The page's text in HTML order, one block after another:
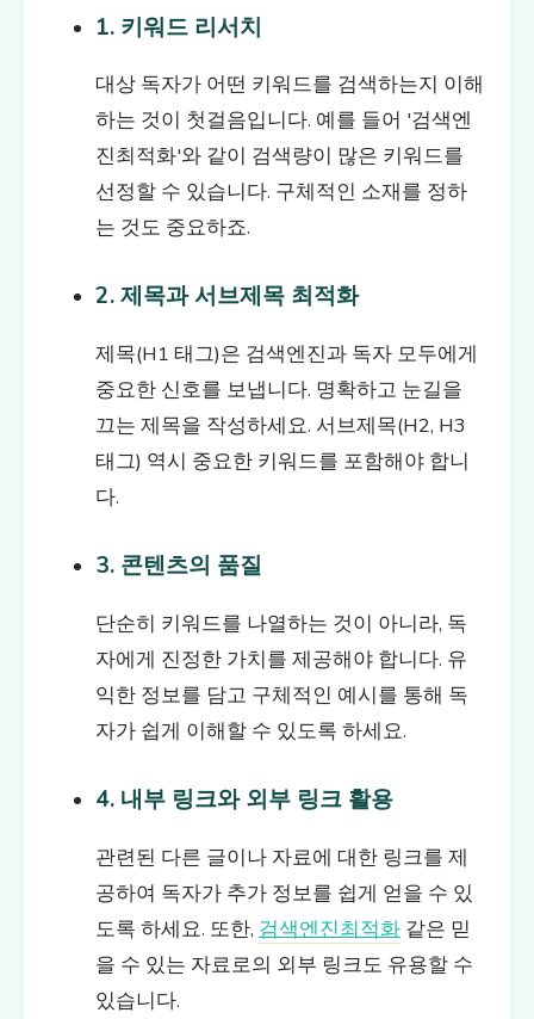
1. 키워드 리서치
대상 독자가 어떤 키워드를 검색하는지 이해
하는 것이 첫걸음입니다. 예를 들어 '검색엔
진최적화'와 같이 검색량이 많은 키워드를
선정할 수 있습니다. 구체적인 소재를 정하
는 것도 중요하죠.
2. 제목과 서브제목 최적화
제목(H1 태그)은 검색엔진과 독자 모두에게
중요한 신호를 보냅니다. 명확하고 눈길을
끄는 제목을 작성하세요. 서브제목(H2, H3
태그) 역시 중요한 키워드를 포함해야 합니
다.
3. 콘텐츠의 품질
단순히 키워드를 나열하는 것이 아니라, 독
자에게 진정한 가치를 제공해야 합니다. 유
익한 정보를 담고 구체적인 예시를 통해 독
자가 쉽게 이해할 수 있도록 하세요.
4. 내부 링크와 외부 링크 활용
관련된 다른 글이나 자료에 대한 링크를 제
공하여 독자가 추가 정보를 쉽게 얻을 수 있
도록 하세요. 또한, 검색엔진최적화 같은 믿
을 수 있는 자료로의 외부 링크도 유용할 수
있습니다.